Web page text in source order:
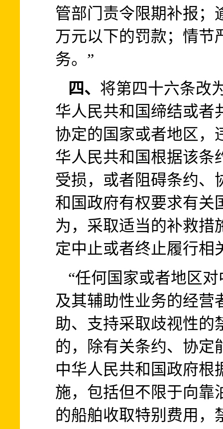
管部门责令限期补报；
万元以下的罚款；情节
务。”
四、 将第四十六条改
华人民共和国缔结或者
协定的国家或者地区，
华人民共和国根据该条
受损，或者阻碍条约、
和国政府有权要求有关
为，采取适当的补救措
定中止或者终止履行相
“任何国家或者地区
及其辅助性业务的经营
助、支持采取歧视性的
的，除有关条约、协定
中华人民共和国政府根
施，包括但不限于向靠
的船舶收取特别费用，